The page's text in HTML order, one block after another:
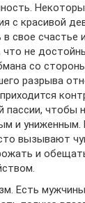
с красивой
в свое счастье
не
со
разрыва
пассии, чтобы
и униженным.
вызывают
и
Есть